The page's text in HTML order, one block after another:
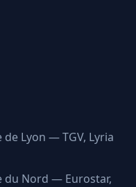
Lyon — TGV, Lyria
du Nord — Eurostar,